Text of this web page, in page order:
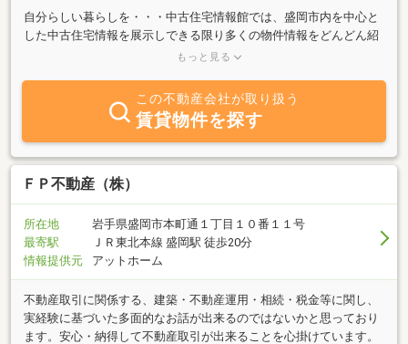
自分らしい暮らしを・・・中古住宅情報館では、盛岡市内を中心と
した中古住宅情報を展示しできる限り多くの物件情報をどんどん紹
介！！新築住宅では予算が合わない立地でも中古住宅なら“家賃並
くお届けし、住みたい場所に思い通りの空間を予算内でご提案しま
す。買いたい人はもちろん、売りたい人もぜひご来場下さい。お待
もっと見る
この不動産会社が取り扱う
賃貸物件を探す
ＦＰ不動産（株）
所在地
岩手県盛岡市本町通１丁目１０番１１号
最寄駅
ＪＲ東北本線 盛岡駅 徒歩20分
情報提供元
アットホーム
不動産取引に関係する、建築・不動産運用・相続・税金等に関し、
実経験に基づいた多面的なお話が出来るのではないかと思っており
ます。安心・納得して不動産取引が出来ることを心掛けています。